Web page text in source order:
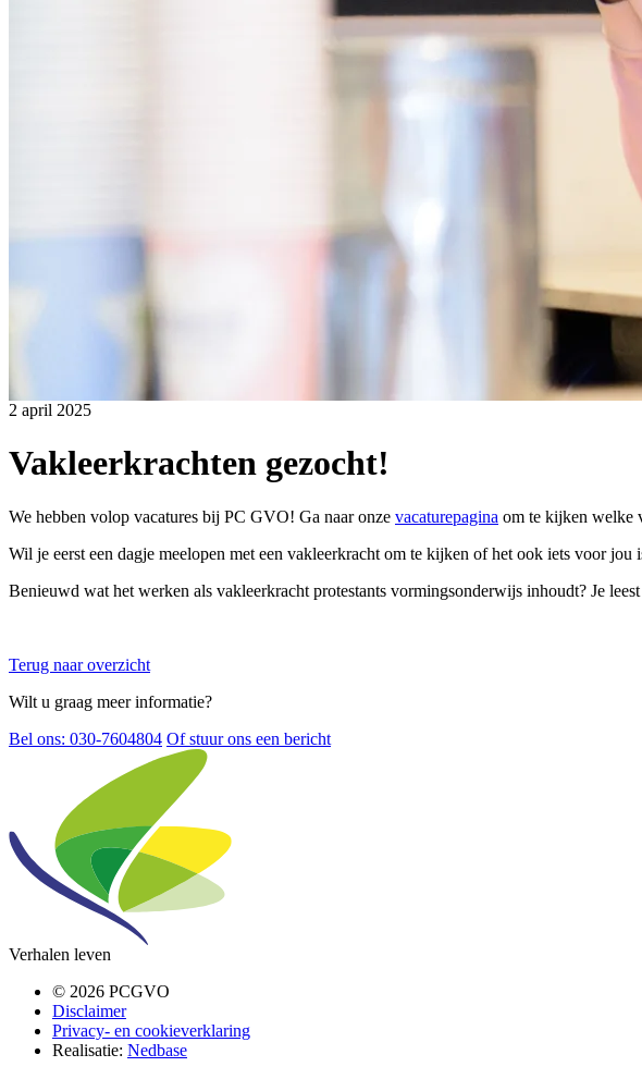
2 april 2025
Vakleerkrachten gezocht!
We hebben volop vacatures bij PC GVO! Ga naar onze vacaturepagina om te kijken welke
Wil je eerst een dagje meelopen met een vakleerkracht om te kijken of het ook iets voor
Benieuwd wat het werken als vakleerkracht protestants vormingsonderwijs inhoudt? Je
Terug naar overzicht
Wilt u graag meer informatie?
Bel ons: 030-7604804 Of stuur ons een bericht
Verhalen leven
© 2026 PCGVO
Disclaimer
Privacy- en cookieverklaring
Realisatie: Nedbase